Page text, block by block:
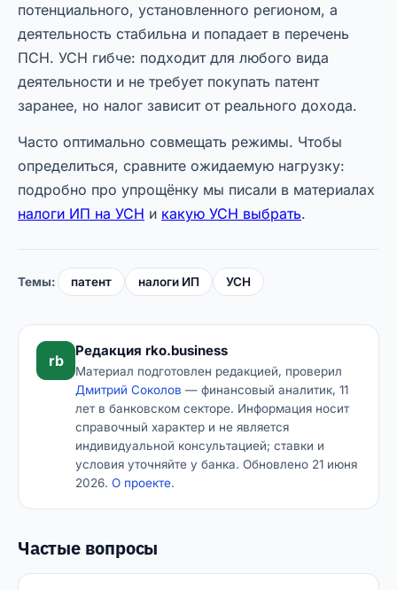
потенциального, установленного регионом, а
деятельность стабильна и попадает в перечень
ПСН. УСН гибче: подходит для любого вида
деятельности и не требует покупать патент
заранее, но налог зависит от реального дохода.
Часто оптимально совмещать режимы. Чтобы
определиться, сравните ожидаемую нагрузку:
подробно про упрощёнку мы писали в материалах
налоги ИП на УСН и какую УСН выбрать.
Темы: патент налоги ИП УСН
rb
Редакция rko.business
Материал подготовлен редакцией, проверил
Дмитрий Соколов — финансовый аналитик, 11
лет в банковском секторе. Информация носит
справочный характер и не является
индивидуальной консультацией; ставки и
условия уточняйте у банка. Обновлено 21 июня
2026. О проекте.
Частые вопросы